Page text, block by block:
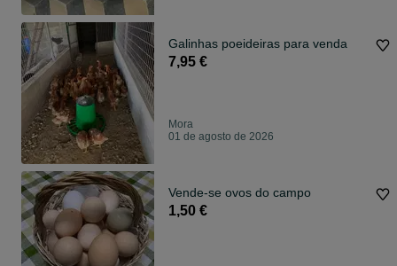
Galinhas poeideiras para venda
7,95 €
Mora
01 de agosto de 2026
Vende-se ovos do campo
1,50 €